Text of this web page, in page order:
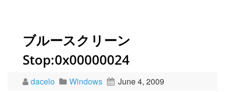
ブルースクリーン
Stop:0x00000024
dacelo Windows June 4, 2009